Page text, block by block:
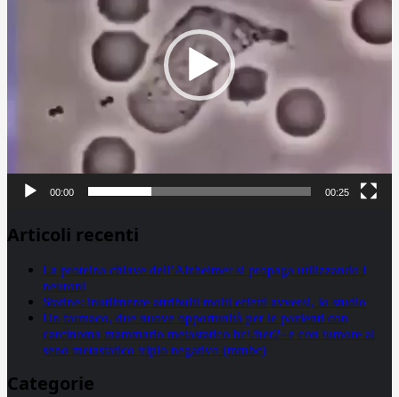
00:00 00:25
Articoli recenti
La proteina chiave dell’Alzheimer si propaga utilizzando i
neuroni
Statine: inutilmente attribuiti molti effetti avversi, lo studio
Un farmaco, due nuove opportunità per le pazienti con
carcinoma mammario metastatico hr+/her2- e con tumore al
seno metastatico triplo negativo (mtnbc)
Categorie